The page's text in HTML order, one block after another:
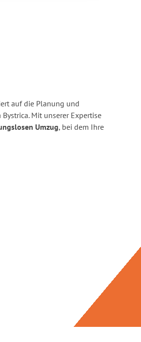
auf die Planung und
Mit unserer Expertise
Umzug, bei dem Ihre